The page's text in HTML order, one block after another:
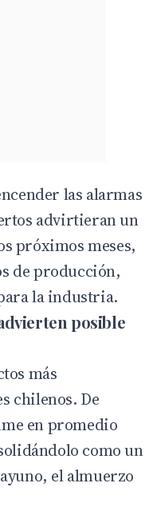
las alarmas
advirtieran un
próximos meses,
de producción,
la industria.
posible
más
chilenos. De
en promedio
como un
el almuerzo